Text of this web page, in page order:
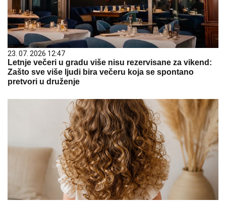
23. 07. 2026 12:47
Letnje večeri u gradu više nisu rezervisane za vikend:
Zašto sve više ljudi bira večeru koja se spontano
pretvori u druženje